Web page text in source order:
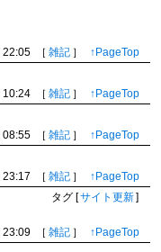
22:05 ［ 雑記 ］ ↑PageTop
10:24 ［ 雑記 ］ ↑PageTop
08:55 ［ 雑記 ］ ↑PageTop
23:17 ［ 雑記 ］
↑PageTop
タグ [サイト更新]
23:09 ［ 雑記 ］ ↑PageTop